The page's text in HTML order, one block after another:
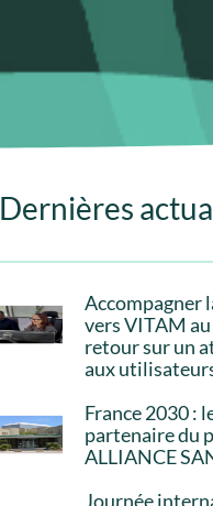
Dernières
Accompagner
vers VITAM au
retour sur un
aux
France 2030 :
partenaire du
ALLIANCE
Journée